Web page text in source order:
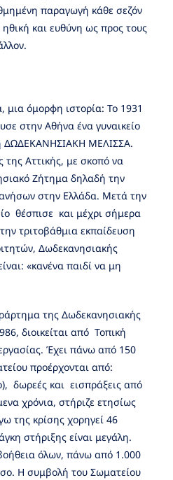
παραγωγή κάθε σεζόν
και ευθύνη ως προς τους
όμορφη ιστορία: Το 1931
στην Αθήνα ένα γυναικείο
ΔΩΔΕΚΑΝΗΣΙΑΚΗ ΜΕΛΙΣΣΑ.
Αττικής, με σκοπό να
Ζήτημα δηλαδή την
στην Ελλάδα. Μετά την
θέσπισε και μέχρι σήμερα
τριτοβάθμια εκπαίδευση
Δωδεκανησιακής
«κανένα παιδί να μη
της Δωδεκανησιακής
διοικείται από Τοπική
Έχει πάνω από 150
προέρχονται από:
δωρεές και εισπράξεις από
χρόνια, στήριζε ετησίως
της κρίσης χορηγεί 46
στήριξης είναι μεγάλη.
όλων, πάνω από 1.000
Η συμβολή του Σωματείου